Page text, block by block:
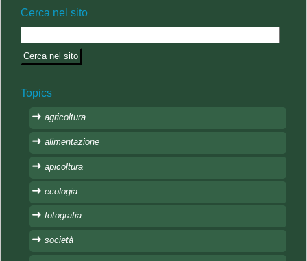
Cerca nel sito
Topics
agricoltura
alimentazione
apicoltura
ecologia
fotografia
società